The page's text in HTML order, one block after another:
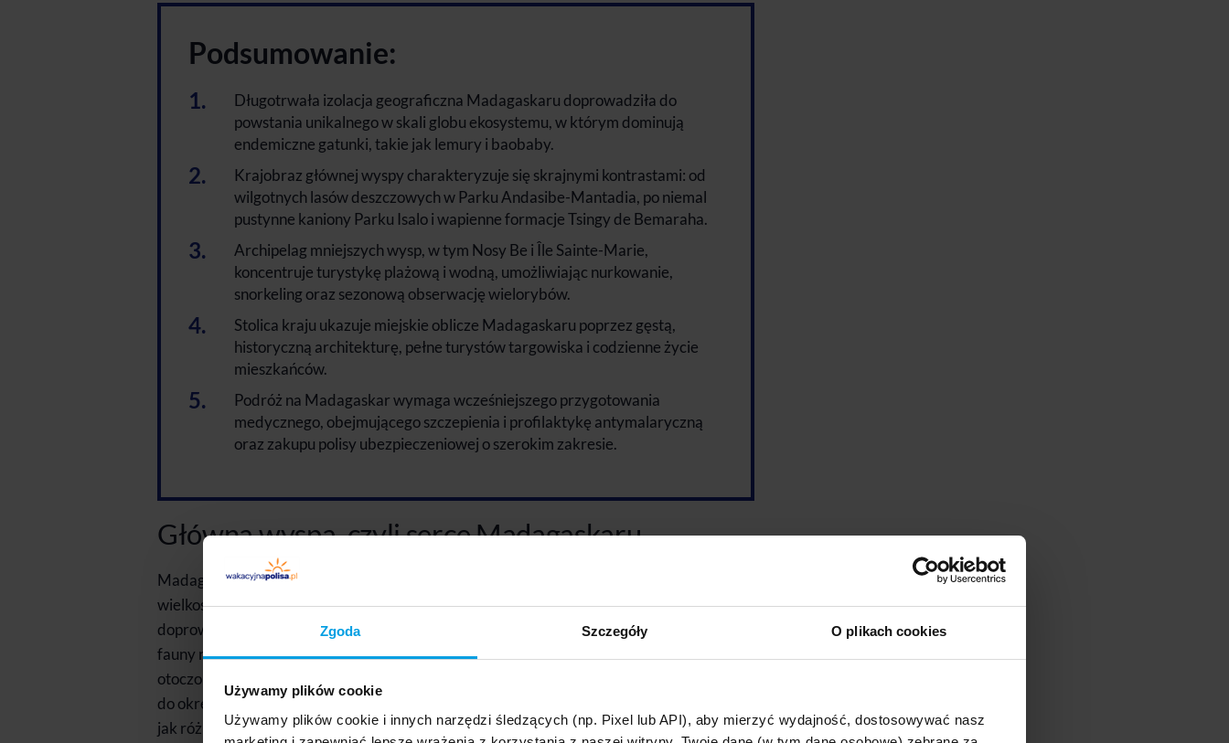
Zgoda Szczegóły O plikach cookies
Używamy plików cookie
Używamy plików cookie i innych narzędzi śledzących (np. Pixel lub API), aby mierzyć wydajność, dostosowywać nasz
Podsumowanie:
Długotrwała izolacja geograficzna Madagaskaru doprowadziła do
powstania unikalnego w skali globu ekosystemu, w którym dominują
endemiczne gatunki, takie jak lemury i baobaby.
Krajobraz głównej wyspy charakteryzuje się skrajnymi kontrastami: od
wilgotnych lasów deszczowych w Parku Andasibe-Mantadia, po niemal
pustynne kaniony Parku Isalo i wapienne formacje Tsingy de Bemaraha.
Archipelag mniejszych wysp, w tym Nosy Be i Île Sainte-Marie,
koncentruje turystykę plażową i wodną, umożliwiając nurkowanie,
snorkeling oraz sezonową obserwację wielorybów.
Stolica kraju ukazuje miejskie oblicze Madagaskaru poprzez gęstą,
historyczną architekturę, pełne turystów targowiska i codzienne życie
mieszkańców.
Podróż na Madagaskar wymaga wcześniejszego przygotowania
medycznego, obejmującego szczepienia i profilaktykę antymalaryczną
oraz zakupu polisy ubezpieczeniowej o szerokim zakresie.
Główna wyspa, czyli serce Madagaskaru
Madagaskar to państwo położone na wyspie o tej samej nazwie, która jest czwartą co do
wielkości wyspą na świecie. Jej niezwykła izolacja od kontynentu afrykańskiego
doprowadziła do ewolucji unikalnego ekosystemu – szacuje się, że ok. 90% tutejszej flory i
fauny nie występuje naturalnie w żadnym innym miejscu. Wyspa Madagaskar jest
otoczona licznymi mniejszymi wyspami i wysepkami, których dokładna liczba jest trudna
do określenia, ale szacuje się, że jest ich ponad 250. Warto osobiście przekonać się o tym,
jak różnorodny jest Madagaskar. Atrakcje to potwierdzają!